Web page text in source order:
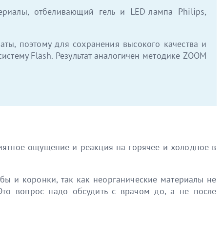
отбеливающий гель и LED-лампа Philips,
поэтому для сохранения высокого качества и
Fläsh. Результат аналогичен методике ZOOM
ощущение и реакция на горячее и холодное в
и коронки, так как неорганические материалы не
вопрос надо обсудить с врачом до, а не после